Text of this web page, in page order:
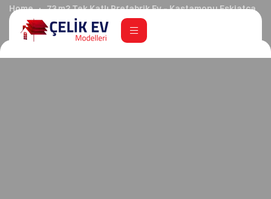
Home 73 m2 Tek Katlı Prefabrik Ev – Kastamonu Eskiatça